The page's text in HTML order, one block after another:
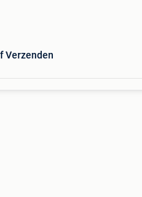
Verzenden